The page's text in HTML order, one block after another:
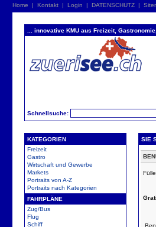
Home | Kontakt | Login | DATENSCHUTZ |
... innovative KMU aus Freizeit,
Schnellsuche:
KATEGORIEN
Freizeit
Gastro
Wirtschaft und Gewerbe
Markets
Portraits von A-Z
Portraits nach Kategorien
FAHRPLÄNE
Zug/Bus
Flug
Schiff
SIE